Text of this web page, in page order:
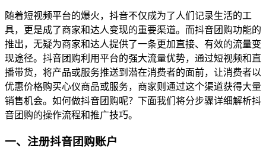
随着短视频平台的爆火，抖音不仅成为了人们记录生活的工
具，更是成了商家和达人变现的重要渠道。而抖音团购功能的
推出，无疑为商家和达人提供了一条更加直接、有效的流量变
现途径。抖音团购利用平台的强大流量优势，通过短视频和直
播带货，将产品或服务推送到潜在消费者的面前，让消费者以
优惠价格购买心仪商品或服务，商家则通过这个渠道获得大量
销售机会。如何做抖音团购呢？下面我们将分步骤详细解析抖
音团购的操作流程和推广技巧。
一、注册抖音团购账户